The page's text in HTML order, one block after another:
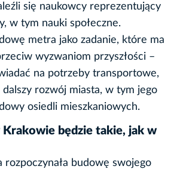
się naukowcy reprezentujący
w tym nauki społeczne.
metra jako zadanie, które ma
wyzwaniom przyszłości –
na potrzeby transportowe,
rozwój miasta, w tym jego
osiedli mieszkaniowych.
będzie takie, jak w
rozpoczynała budowę swojego